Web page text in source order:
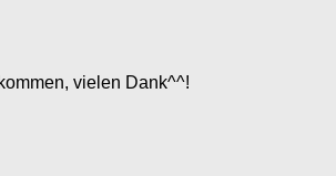
vielen Dank^^!